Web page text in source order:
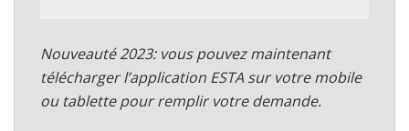
Nouveauté 2023: vous pouvez maintenant
télécharger l’application ESTA sur votre mobile
ou tablette pour remplir votre demande.